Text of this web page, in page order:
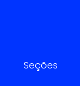
Seções